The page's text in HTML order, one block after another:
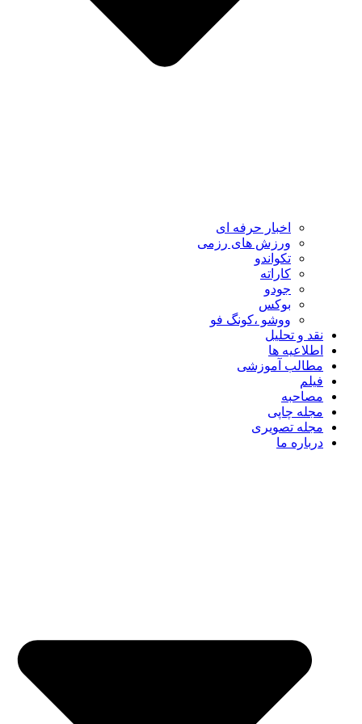
اخبار حرفه ای
ورزش های رزمی
تکواندو
کاراته
جودو
بوکس
ووشو ،کونگ فو
نقد و تحلیل
اطلاعیه ها
مطالب آموزشی
فیلم
مصاحبه
مجله چاپی
مجله تصویری
درباره ما